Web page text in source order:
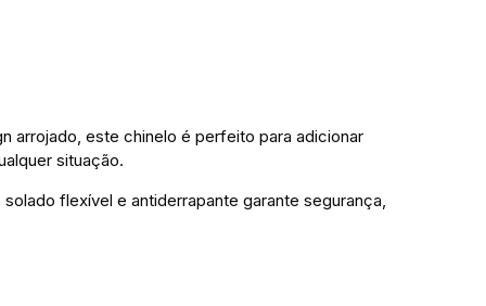
arrojado, este chinelo é perfeito para adicionar
situação.
flexível e antiderrapante garante segurança,